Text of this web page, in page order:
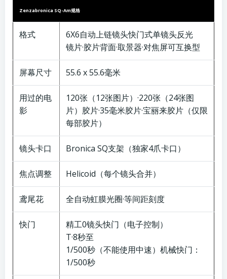
Zenzabronica SQ-Am规格
格式
6X6自动上链镜头快门式单镜头反光
镜片·胶片背面·取景器·对焦屏可互换型
屏幕尺寸 55.6 x 55.6毫米
用过的电
影
120张（12张图片）·220张（24张图
片）胶片·35毫米胶片·宝丽来胶片（仅限
每部胶片）
镜头卡口 Bronica SQ支架（独家4爪卡口）
焦点调整 Helicoid（每个镜头合并）
鸢尾花 全自动虹膜光圈·等间距刻度
快门
精工0镜头快门（电子控制）
T·8秒至
1/500秒（不能使用中速）机械快门：
1/500秒